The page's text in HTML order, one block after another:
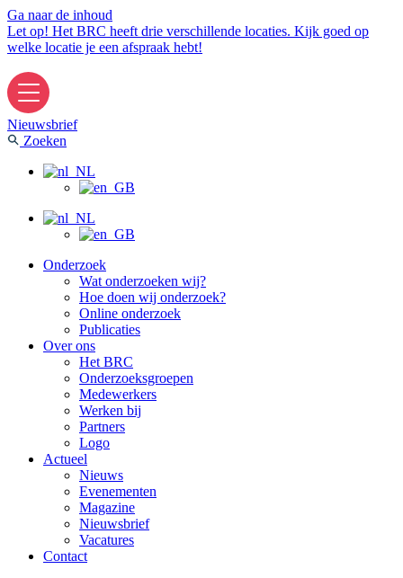
Ga naar de inhoud
Let op! Het BRC heeft drie verschillende locaties. Kijk goed op
welke locatie je een afspraak hebt!
Nieuwsbrief
Zoeken
Onderzoek
Wat onderzoeken wij?
Hoe doen wij onderzoek?
Online onderzoek
Publicaties
Over ons
Het BRC
Onderzoeksgroepen
Medewerkers
Werken bij
Partners
Logo
Actueel
Nieuws
Evenementen
Magazine
Nieuwsbrief
Vacatures
Contact